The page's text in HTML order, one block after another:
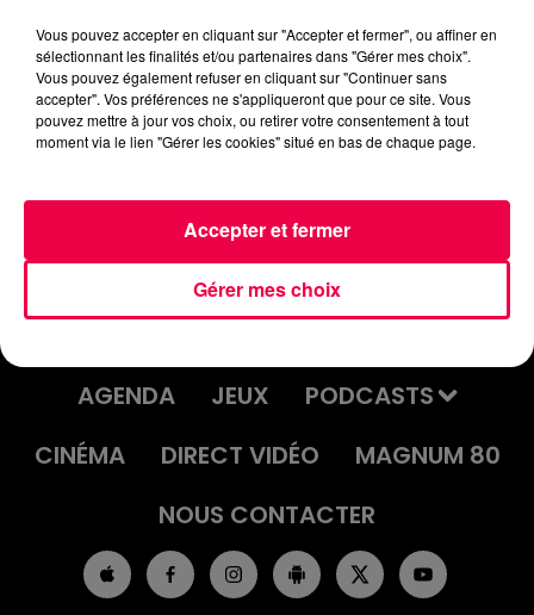
LE GRAND TEST DU 05/09/25 AVEC
MARIE-LAURENCE DE SAINT-
AGENDA
JEUX
PODCASTS
CINÉMA
DIRECT VIDÉO
MAGNUM 80
NOUS CONTACTER
Vous pouvez accepter en cliquant sur "Accepter et fermer", ou affiner en
sélectionnant les finalités et/ou partenaires dans "Gérer mes choix".
Vous pouvez également refuser en cliquant sur "Continuer sans
accepter". Vos préférences ne s'appliqueront que pour ce site. Vous
pouvez mettre à jour vos choix, ou retirer votre consentement à tout
moment via le lien "Gérer les cookies" situé en bas de chaque page.
Gérer mes choix
Accepter et fermer